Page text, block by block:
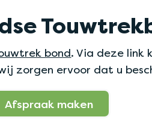
bond. Via deze link
zorgen ervoor dat u
Afspraak maken